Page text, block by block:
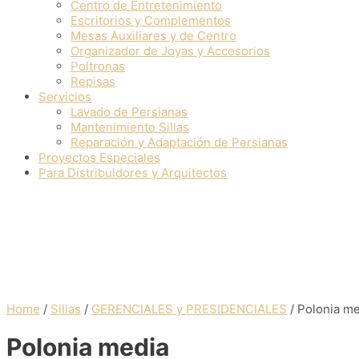
Centro de Entretenimiento
Escritorios y Complementos
Mesas Auxiliares y de Centro
Organizador de Joyas y Accesorios
Poltronas
Repisas
Servicios
Lavado de Persianas
Mantenimiento Sillas
Reparación y Adaptación de Persianas
Proyectos Especiales
Para Distribuidores y Arquitectos
Home / Sillas / GERENCIALES y PRESIDENCIALES / Polonia
Polonia media